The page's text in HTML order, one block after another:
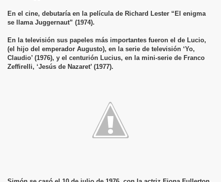
En el cine, debutaría en la película de Richard Lester “El enigma
se llama Juggernaut” (1974).
En la televisión sus papeles más importantes fueron el de Lucio,
(el hijo del emperador Augusto), en la serie de televisión ‘Yo,
Claudio’ (1976), y el centurión Lucius, en la mini-serie de Franco
Zeffirelli, ‘Jesús de Nazaret’ (1977).